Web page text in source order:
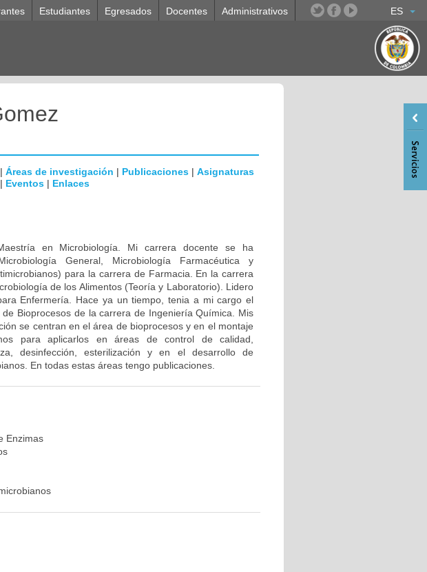
ES
Estudiantes Egresados Docentes Administrativos
| Áreas de investigación | Publicaciones | Asignaturas
| Eventos | Enlaces
en Microbiología. Mi carrera docente se ha
General, Microbiología Farmacéutica y
para la carrera de Farmacia. En la carrera
de los Alimentos (Teoría y Laboratorio). Lidero
Enfermería. Hace ya un tiempo, tenia a mi cargo el
Bioprocesos de la carrera de Ingeniería Química. Mis
se centran en el área de bioprocesos y en el montaje
para aplicarlos en áreas de control de calidad,
desinfección, esterilización y en el desarrollo de
En todas estas áreas tengo publicaciones.
Enzimas